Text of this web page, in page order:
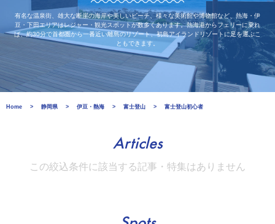
有名な温泉街、雄大な断崖の海岸や美しいビーチ、様々な美術館や博物館など、熱海・伊
豆・下田エリアはレジャー・観光スポットが数多くあります。熱海港からフェリーに乗れ
ば、約30分で首都圏から一番近い離島のリゾート、初島アイランドリゾートに足を運ぶこ
ともできます。
Home 静岡県 伊豆・熱海 富士登山 富士登山初心者
Articles
この絞込条件に該当する記事・特集はありません